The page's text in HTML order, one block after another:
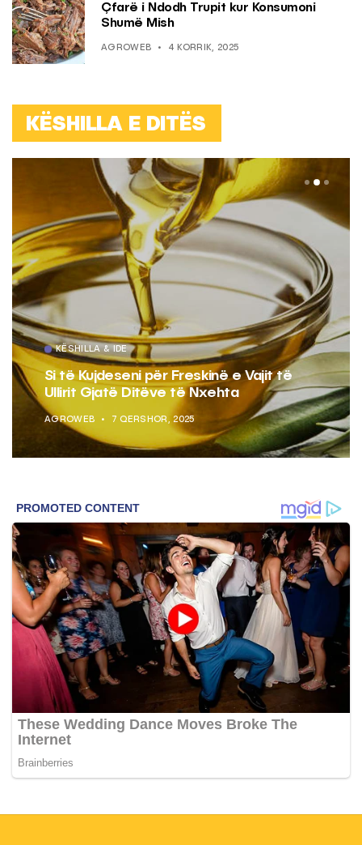
Çfarë i Ndodh Trupit kur Konsumoni
Shumë Mish
AGROWEB 4 KORRIK, 2025
KËSHILLA E DITËS
KËSHILLA & IDE
Si të Kujdeseni për Freskinë e Vajit të
Ullirit Gjatë Ditëve të Nxehta
AGROWEB 7 QERSHOR, 2025